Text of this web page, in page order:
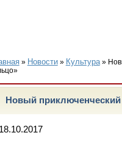
» Новости» Культура»
Новый
18.10.2017